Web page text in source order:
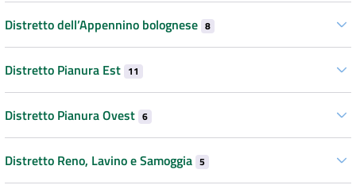
Distretto dell’Appennino bolognese 8
Distretto Pianura Est 11
Distretto Pianura Ovest 6
Distretto Reno, Lavino e Samoggia 5